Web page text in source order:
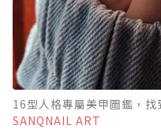
16型人格專屬美甲圖鑑，
SANQNAIL ART